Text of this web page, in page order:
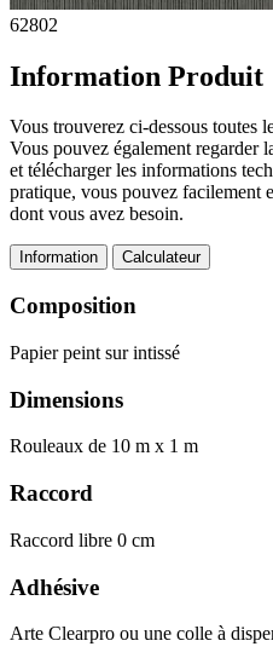
62802
Information Produit
Vous trouverez ci-dessous toutes
Vous pouvez également regarder
et télécharger les informations
pratique, vous pouvez facilement
dont vous avez besoin.
Information Calculateur
Composition
Papier peint sur intissé
Dimensions
Rouleaux de 10 m x 1 m
Raccord
Raccord libre 0 cm
Adhésive
Arte Clearpro ou une colle à